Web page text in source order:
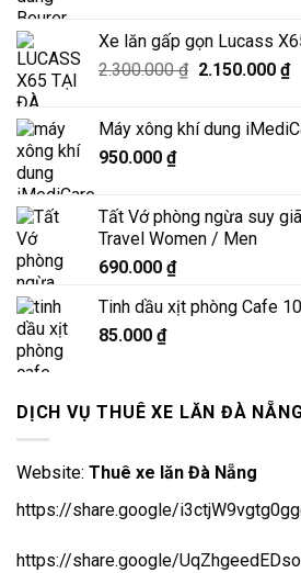
Xe lăn gấp gọn Lucass
2.300.000₫ Giá
2.300.000 ₫.
2.150.000 ₫
Máy xông khí dung
950.000 ₫
Tất Vớ phòng ngừa suy
Travel Women / Men
690.000 ₫
Tinh dầu xịt phòng Cafe
85.000 ₫
DỊCH VỤ THUÊ XE LĂN ĐÀ
Website: Thuê xe lăn Đà Nẵng
https://share.google/
https://share.google/